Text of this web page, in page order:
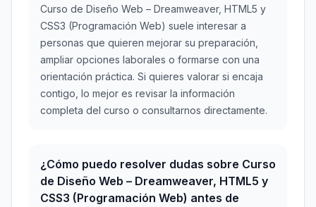
Curso de Diseño Web – Dreamweaver, HTML5 y
CSS3 (Programación Web) suele interesar a
personas que quieren mejorar su preparación,
ampliar opciones laborales o formarse con una
orientación práctica. Si quieres valorar si encaja
contigo, lo mejor es revisar la información
completa del curso o consultarnos directamente.
¿Cómo puedo resolver dudas sobre Curso
de Diseño Web – Dreamweaver, HTML5 y
CSS3 (Programación Web) antes de